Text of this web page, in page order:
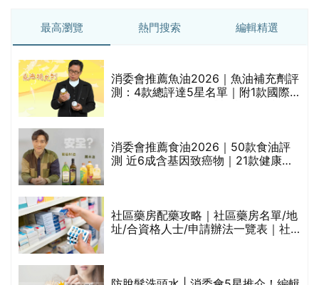
最高瀏覽 熱門搜索 編輯精選
消委會推薦魚油2026｜魚油補充劑評
測：4款總評達5星名單｜附1款國際
消委會推薦食油2026｜50款食油評
測 近6成含基因致癌物｜21款健康煮
社區藥房配藥攻略｜社區藥房名單/地
址/合資格人士/申請辦法一覽表｜社